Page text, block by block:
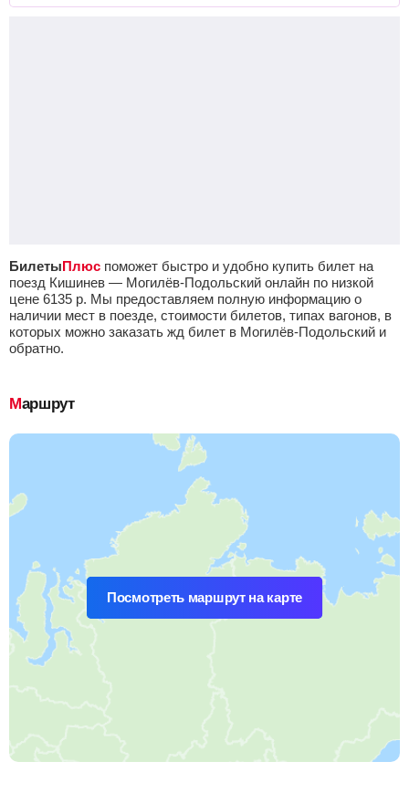
БилетыПлюс поможет быстро и удобно купить билет на
поезд Кишинев — Могилёв-Подольский онлайн по низкой
цене 6135 р. Мы предоставляем полную информацию о
наличии мест в поезде, стоимости билетов, типах вагонов, в
которых можно заказать жд билет в Могилёв-Подольский и
обратно.
Маршрут
Посмотреть маршрут на карте